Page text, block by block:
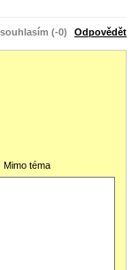
(-0) Odpovědět
Mimo téma